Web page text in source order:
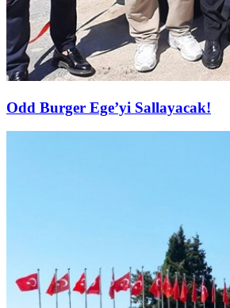
Odd Burger Ege’yi Sallayacak!